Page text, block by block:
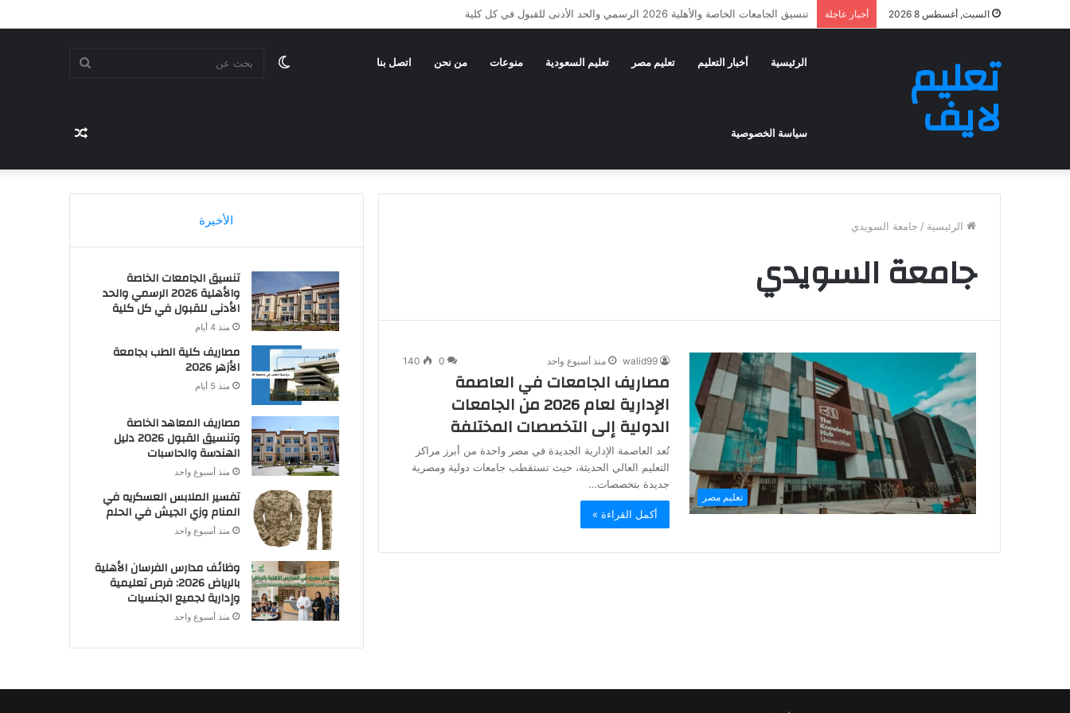
السبت, أغسطس 8 2026 أخبار عاجلة مصاريف كلية الطب بجامعة الأزهر 2026
تعليم
لايف
الرئيسية أخبار التعليم تعليم مصر تعليم السعودية منوعات من نحن اتصل بنا
سياسة الخصوصية
بحث
عن
الوضع
مقال
الرئيسية / جامعة السويدي
جامعة السويدي
تعليم مصر
walid99 منذ أسبوع واحد 0
140
مصاريف الجامعات في العاصمة
الإدارية لعام 2026 من الجامعات
الدولية إلى التخصصات المختلفة
تُعد العاصمة الإدارية الجديدة في مصر واحدة من أبرز مراكز
التعليم العالي الحديثة، حيث تستقطب جامعات دولية ومصرية
جديدة بتخصصات…
أكمل القراءة »
الأخيرة
تنسيق الجامعات الخاصة
والأهلية 2026 الرسمي والحد
الأدنى للقبول في كل كلية
منذ 4 أيام
مصاريف كلية الطب بجامعة
الأزهر 2026
منذ 5 أيام
مصاريف المعاهد الخاصة
وتنسيق القبول 2026 دليل
الهندسة والحاسبات
منذ أسبوع واحد
تفسير الملابس العسكريه في
المنام وزي الجيش في الحلم
منذ أسبوع واحد
وظائف مدارس الفرسان الأهلية
بالرياض 2026: فرص تعليمية
وإدارية لجميع الجنسيات
منذ أسبوع واحد